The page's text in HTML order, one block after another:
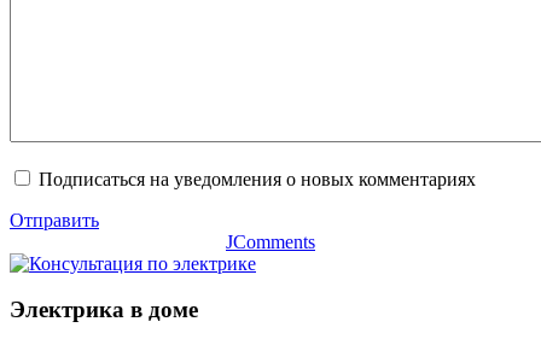
Подписаться на уведомления о новых комментариях
Отправить
JComments
Электрика в доме